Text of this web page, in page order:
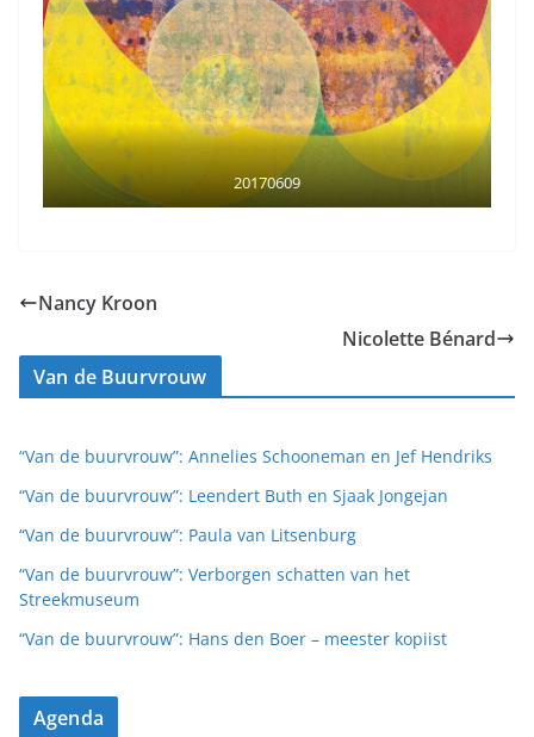
20170609
Nancy Kroon
Nicolette Bénard
Van de Buurvrouw
“Van de buurvrouw”: Annelies Schooneman en Jef Hendriks
“Van de buurvrouw”: Leendert Buth en Sjaak Jongejan
“Van de buurvrouw”: Paula van Litsenburg
“Van de buurvrouw”: Verborgen schatten van het
Streekmuseum
“Van de buurvrouw”: Hans den Boer – meester kopiist
Agenda